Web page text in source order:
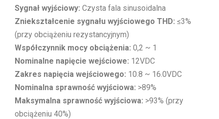
Sygnał wyjściowy: Czysta fala sinusoidalna
Zniekształcenie sygnału wyjściowego THD: ≤3%
(przy obciążeniu rezystancyjnym)
Współczynnik mocy obciążenia: 0,2 ~ 1
Nominalne napięcie wejściowe: 12VDC
Zakres napięcia wejściowego: 10.8 ~ 16.0VDC
Nominalna sprawność wyjściowa: >89%
Maksymalna sprawność wyjściowa: >93% (przy
obciążeniu 40%)